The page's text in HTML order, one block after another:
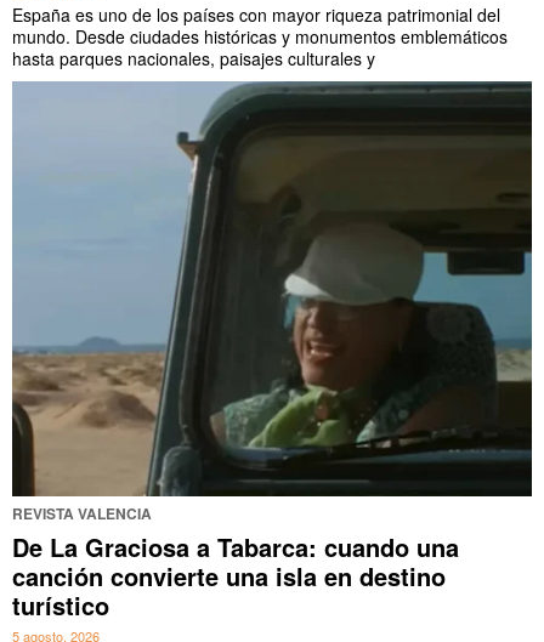
España es uno de los países con mayor riqueza patrimonial del
mundo. Desde ciudades históricas y monumentos emblemáticos
hasta parques nacionales, paisajes culturales y
REVISTA VALENCIA
De La Graciosa a Tabarca: cuando una
canción convierte una isla en destino
turístico
5 agosto, 2026